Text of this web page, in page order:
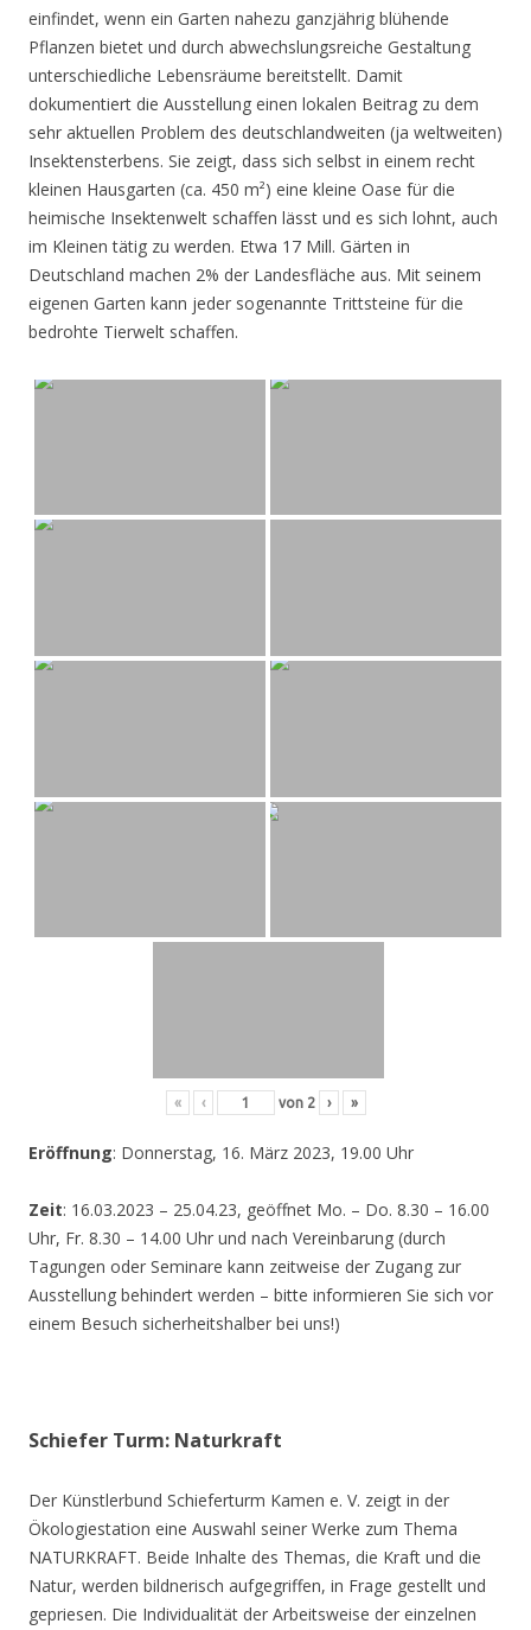
einfindet, wenn ein Garten nahezu ganzjährig blühende
Pflanzen bietet und durch abwechslungsreiche Gestaltung
unterschiedliche Lebensräume bereitstellt. Damit
dokumentiert die Ausstellung einen lokalen Beitrag zu dem
sehr aktuellen Problem des deutschlandweiten (ja weltweiten)
Insektensterbens. Sie zeigt, dass sich selbst in einem recht
kleinen Hausgarten (ca. 450 m²) eine kleine Oase für die
heimische Insektenwelt schaffen lässt und es sich lohnt, auch
im Kleinen tätig zu werden. Etwa 17 Mill. Gärten in
Deutschland machen 2% der Landesfläche aus. Mit seinem
eigenen Garten kann jeder sogenannte Trittsteine für die
bedrohte Tierwelt schaffen.
« ‹ von 2 › »
Eröffnung: Donnerstag, 16. März 2023, 19.00 Uhr
Zeit: 16.03.2023 – 25.04.23, geöffnet Mo. – Do. 8.30 – 16.00
Uhr, Fr. 8.30 – 14.00 Uhr und nach Vereinbarung (durch
Tagungen oder Seminare kann zeitweise der Zugang zur
Ausstellung behindert werden – bitte informieren Sie sich vor
einem Besuch sicherheitshalber bei uns!)
Schiefer Turm: Naturkraft
Der Künstlerbund Schieferturm Kamen e. V. zeigt in der
Ökologiestation eine Auswahl seiner Werke zum Thema
NATURKRAFT. Beide Inhalte des Themas, die Kraft und die
Natur, werden bildnerisch aufgegriffen, in Frage gestellt und
gepriesen. Die Individualität der Arbeitsweise der einzelnen